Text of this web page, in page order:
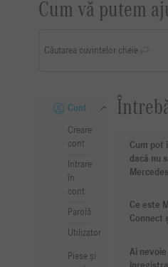
Cum vă putem
Căutarea cuvintelor cheie
Cont
Creare
cont
Intrare
în
cont
Parolă
Utilizator
Piese și
Cum pot
dacă nu
Ce este
Connect
Ai